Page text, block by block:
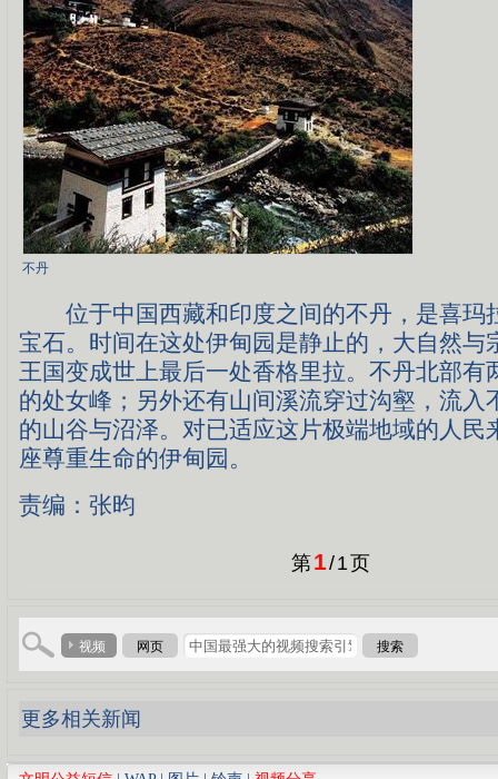
不丹
位于中国西藏和印度之间的不丹，是喜玛
宝石。时间在这处伊甸园是静止的，大自然与
王国变成世上最后一处香格里拉。不丹北部有
的处女峰；另外还有山间溪流穿过沟壑，流入
的山谷与沼泽。对已适应这片极端地域的人民
座尊重生命的伊甸园。
责编：张昀
第1/1页
视频 网页 搜索
更多相关新闻